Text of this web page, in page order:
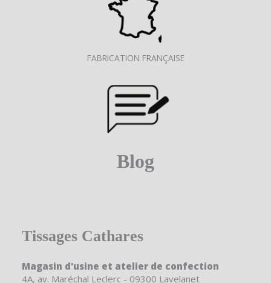
FABRICATION FRANÇAISE
Blog
Tissages Cathares
Magasin d'usine et atelier de confection
4A, av. Maréchal Leclerc - 09300 Lavelanet